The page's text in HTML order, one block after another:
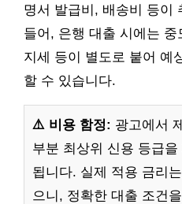
명서 발급비, 배송비 등이
들어, 은행 대출 시에는
지세 등이 별도로 붙어 예
할 수 있습니다.
⚠️ 비용 함정: 광고에서
부분 최상위 신용 등급
됩니다. 실제 적용 금리
으니, 정확한 대출 조건